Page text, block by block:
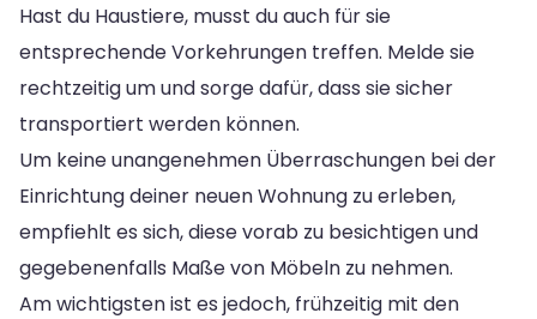
Hast du Haustiere, musst du auch für sie
entsprechende Vorkehrungen treffen. Melde sie
rechtzeitig um und sorge dafür, dass sie sicher
transportiert werden können.
Um keine unangenehmen Überraschungen bei der
Einrichtung deiner neuen Wohnung zu erleben,
empfiehlt es sich, diese vorab zu besichtigen und
gegebenenfalls Maße von Möbeln zu nehmen.
Am wichtigsten ist es jedoch, frühzeitig mit den